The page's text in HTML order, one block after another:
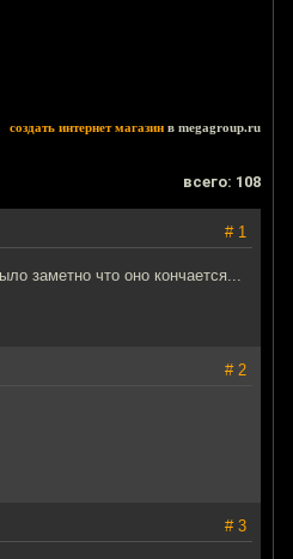
создать интернет магазин в megagroup.ru
всего: 108
# 1
заметно что оно кончается...
# 2
# 3